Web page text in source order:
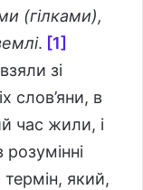
(гілками),
. [1]
зі
слов’яни, в
час жили, і
термін, який,